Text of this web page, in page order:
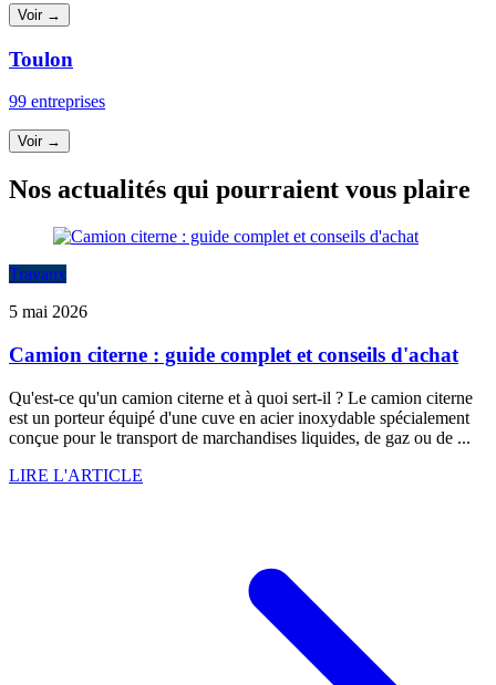
Voir →
Toulon
99 entreprises
Voir →
Nos actualités qui pourraient vous plaire
Travaux
5 mai 2026
Camion citerne : guide complet et conseils d'achat
Qu'est-ce qu'un camion citerne et à quoi sert-il ? Le camion citerne
est un porteur équipé d'une cuve en acier inoxydable spécialement
conçue pour le transport de marchandises liquides, de gaz ou de ...
LIRE L'ARTICLE